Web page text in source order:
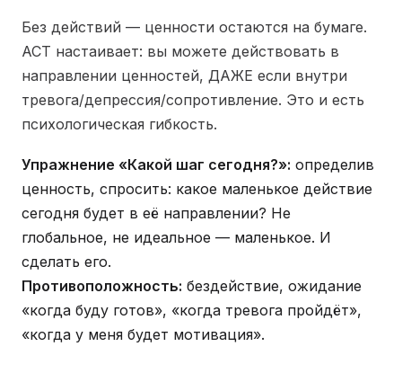
Без действий — ценности остаются на бумаге.
ACT настаивает: вы можете действовать в
направлении ценностей, ДАЖЕ если внутри
тревога/депрессия/сопротивление. Это и есть
психологическая гибкость.
Упражнение «Какой шаг сегодня?»: определив
ценность, спросить: какое маленькое действие
сегодня будет в её направлении? Не
глобальное, не идеальное — маленькое. И
сделать его.
Противоположность: бездействие, ожидание
«когда буду готов», «когда тревога пройдёт»,
«когда у меня будет мотивация».